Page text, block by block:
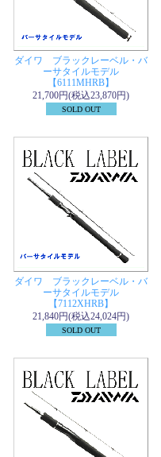
ダイワ ブラックレーベル・バ
ーサタイルモデル
【6111MHRB】
21,700円(税込23,870円)
SOLD OUT
ダイワ ブラックレーベル・バ
ーサタイルモデル
【7112XHRB】
21,840円(税込24,024円)
SOLD OUT